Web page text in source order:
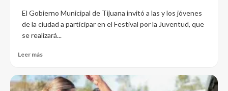
El Gobierno Municipal de Tijuana invitó a las y los jóvenes
de la ciudad a participar en el Festival por la Juventud, que
se realizará...
Leer más